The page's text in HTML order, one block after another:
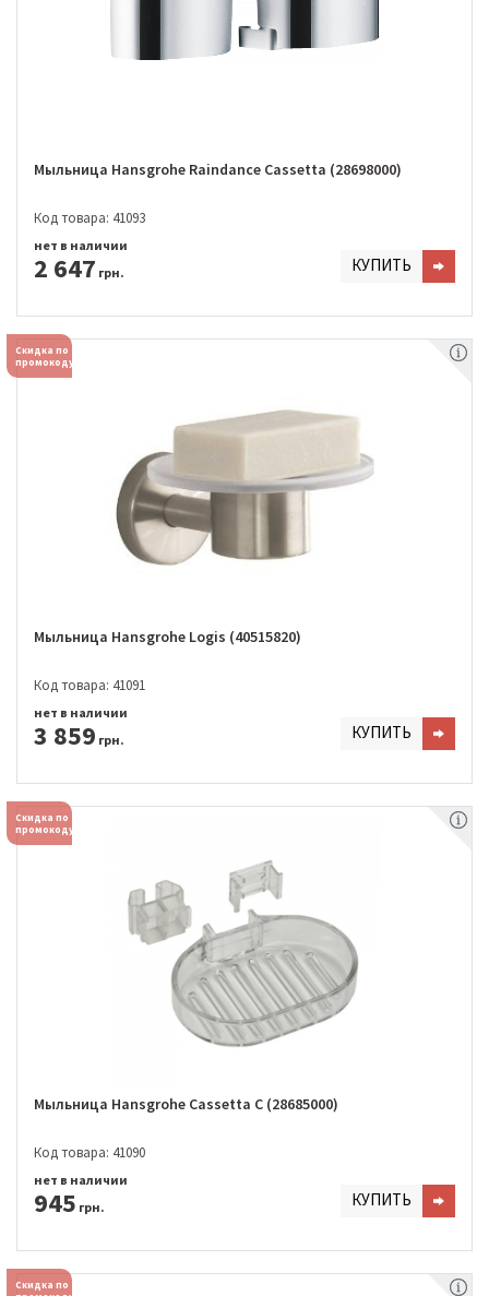
Мыльница Hansgrohe Raindance Cassetta (28698000)
Код товара: 41093
2 647 грн.
нет в наличии
КУПИТЬ
Скидка по
промокоду
Мыльница Hansgrohe Logis (40515820)
Код товара: 41091
3 859 грн.
нет в наличии
КУПИТЬ
Скидка по
промокоду
Мыльница Hansgrohe Cassetta С (28685000)
Код товара: 41090
945 грн.
нет в наличии
КУПИТЬ
Скидка по